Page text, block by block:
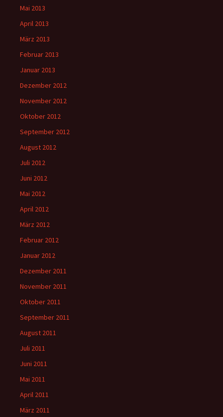
Mai 2013
April 2013
März 2013
Februar 2013
Januar 2013
Dezember 2012
November 2012
Oktober 2012
September 2012
August 2012
Juli 2012
Juni 2012
Mai 2012
April 2012
März 2012
Februar 2012
Januar 2012
Dezember 2011
November 2011
Oktober 2011
September 2011
August 2011
Juli 2011
Juni 2011
Mai 2011
April 2011
März 2011